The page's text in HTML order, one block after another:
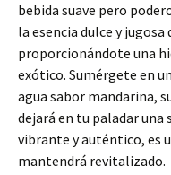
bebida suave pero
la esencia dulce y
proporcionándote una
exótico. Sumérgete en
agua sabor mandarina,
dejará en tu paladar una
vibrante y auténtico, es
mantendrá revitalizado.